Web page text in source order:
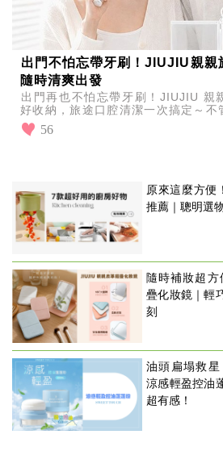
出門不怕忘帶牙刷！JIUJIU親親
隨時清爽出發
出門再也不怕忘帶牙刷！JIUJIU 親
好收納，旅途口腔清潔一次搞定～不
後，還是放一組在辦公室都超方便。
56
原來這麼方便
推薦｜聰明選
隨時補妝超方
疊化妝鏡｜輕
刻
油頭扁塌救星
涼感輕盈控油
超有感！